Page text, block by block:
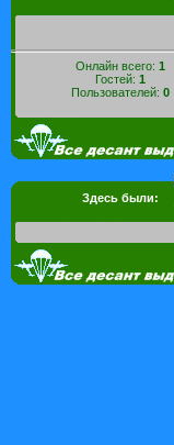
Онлайн всего: 1
Гостей: 1
Пользователей: 0
Здесь были: